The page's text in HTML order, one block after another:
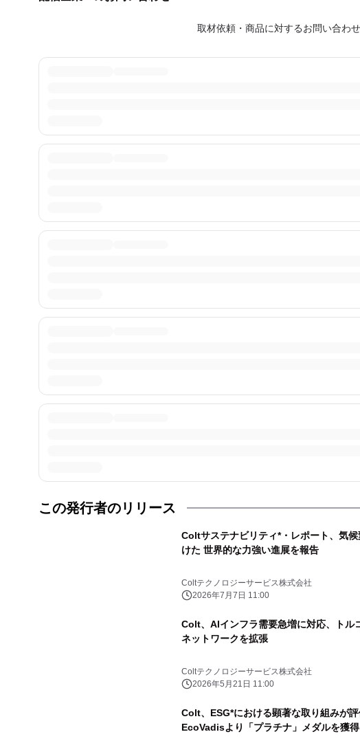
取材依頼・商品に対するお問い合わ
この発行者のリリース
Coltサステナビリティ*・レポート、気
けた 世界的な力強い進展を報告
Coltテクノロジーサービス株式会社
2026年7月7日 11:00
Colt、AIインフラ需要急増に対応、ト
ネットワークを拡張
Coltテクノロジーサービス株式会社
2026年5月21日 11:00
Colt、ESG*における顕著な取り組みが
EcoVadisより「プラチナ」メダルを獲得